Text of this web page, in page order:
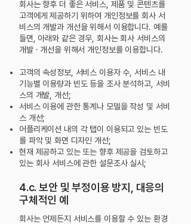
회사는 향후 더 좋은 서비스, 제품 및 콘텐츠를
고객에게 제공하기 위하여 개인정보를 회사 서
비스의 개발과 개선을 위해서 이용합니다. 예를
들면, 아래와 같은 경우, 회사는 회사 서비스의
개발 · 개선을 위해서 개인정보를 이용합니다.
고객의 속성정보, 서비스 이용자 수, 서비스 내
기능별 이용량과 빈도 등을 조사 분석하고, 서비
스의 개발, 개선;
서비스 이용에 관한 통계나 모델을 작성 및 서비
스 개선;
어플리케이션 내의 각 탭이 이용되고 있는 빈도
를 파악 및 화면 디자인 개선;
현재 제공하고 있는 또는 향후 제공을 검토하고
있는 회사 서비스에 관한 설문조사 실시;
4.c. 보안 및 부정이용 방지, 대응의
구체적인 예
회사는 언제든지 서비스를 이용할 수 있는 환경